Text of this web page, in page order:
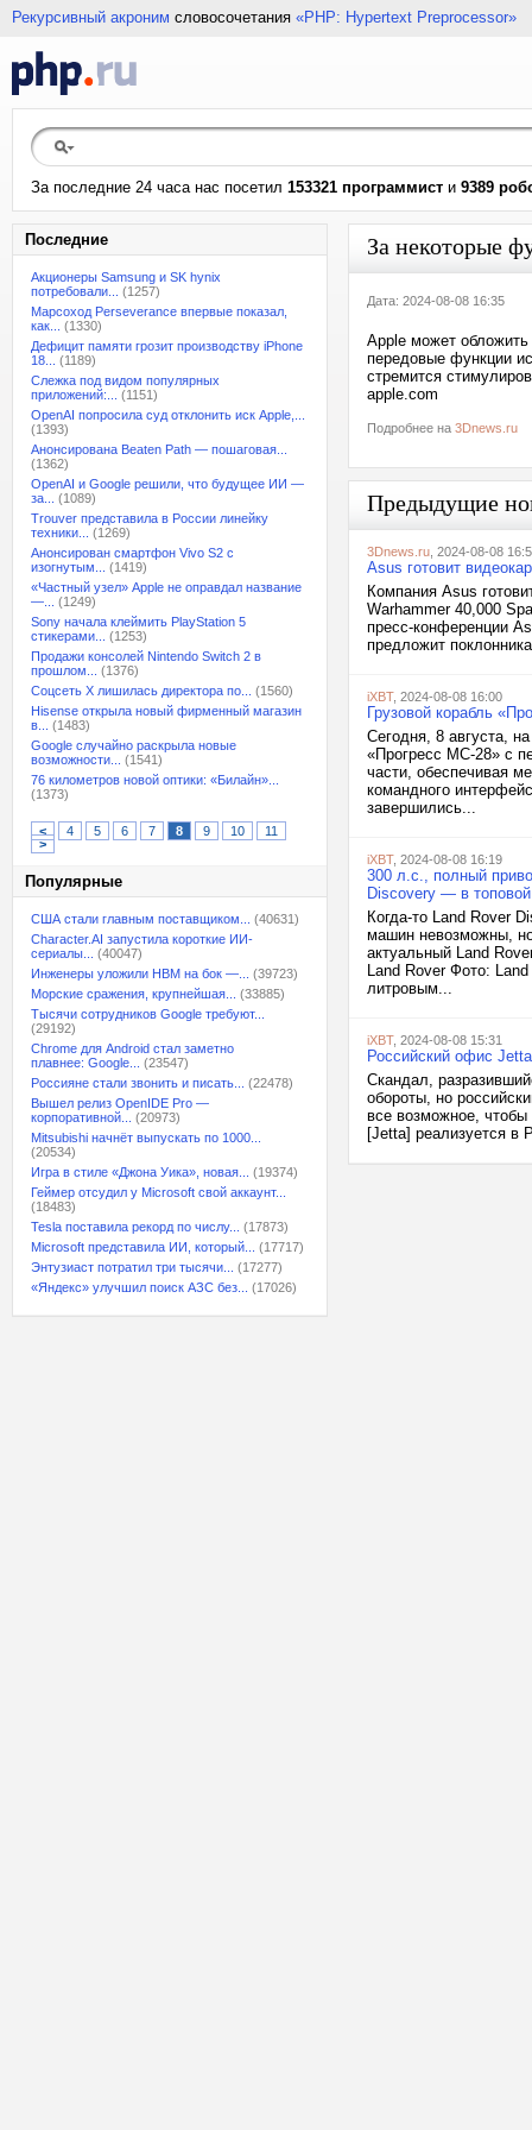
Рекурсивный акроним словосочетания «PHP: Hypertext Preprocessor»
За последние 24 часа нас посетил 153321 программист и 9389
Последние
Акционеры Samsung и SK hynix
потребовали...
(1257)
Марсоход Perseverance впервые показал,
как...
(1330)
Дефицит памяти грозит производству iPhone
18...
(1189)
Слежка под видом популярных
приложений:...
(1151)
OpenAI попросила суд отклонить иск Apple,...
(1393)
Анонсирована Beaten Path — пошаговая...
(1362)
OpenAI и Google решили, что будущее ИИ —
за...
(1089)
Trouver представила в России линейку
техники...
(1269)
Анонсирован смартфон Vivo S2 с
изогнутым...
(1419)
«Частный узел» Apple не оправдал название
—...
(1249)
Sony начала клеймить PlayStation 5
стикерами...
(1253)
Продажи консолей Nintendo Switch 2 в
прошлом...
(1376)
Соцсеть X лишилась директора по...
(1560)
Hisense открыла новый фирменный магазин
в...
(1483)
Google случайно раскрыла новые
возможности...
(1541)
76 километров новой оптики: «Билайн»...
(1373)
< 4 5 6 7 8 9 10
11
>
Популярные
США стали главным поставщиком...
(40631)
Character.AI запустила короткие ИИ-
сериалы...
(40047)
Инженеры уложили HBM на бок —...
(39723)
Морские сражения, крупнейшая...
(33885)
Тысячи сотрудников Google требуют...
(29192)
Chrome для Android стал заметно
плавнее: Google...
(23547)
Россияне стали звонить и писать...
(22478)
Вышел релиз OpenIDE Pro —
корпоративной...
(20973)
Mitsubishi начнёт выпускать по 1000...
(20534)
Игра в стиле «Джона Уика», новая...
(19374)
Геймер отсудил у Microsoft свой аккаунт...
(18483)
Tesla поставила рекорд по числу...
(17873)
Microsoft представила ИИ, который...
(17717)
Энтузиаст потратил три тысячи...
(17277)
«Яндекс» улучшил поиск АЗС без...
(17026)
За некоторые
Дата: 2024-08-08 16:35
Apple может
передовые функции
стремится
apple.com
Подробнее на 3Dnews.ru
Предыдущие
3Dnews.ru , 2024-08-08
Asus готовит
Компания Asus
Warhammer 40,000
пресс-конференции
предложит
iXBT, 2024-08-08 16:00
Грузовой корабль
Сегодня, 8 августа,
«Прогресс МС-28» с
части, обеспечивая
командного
завершились...
iXBT, 2024-08-08 16:19
300 л.с., полный
Discovery — в
Когда-то Land Rover
машин невозможны,
актуальный Land
Land Rover Фото:
литровым...
iXBT, 2024-08-08 15:31
Российский офис
Скандал,
обороты, но
все возможное, чтобы
[Jetta] реализуется в